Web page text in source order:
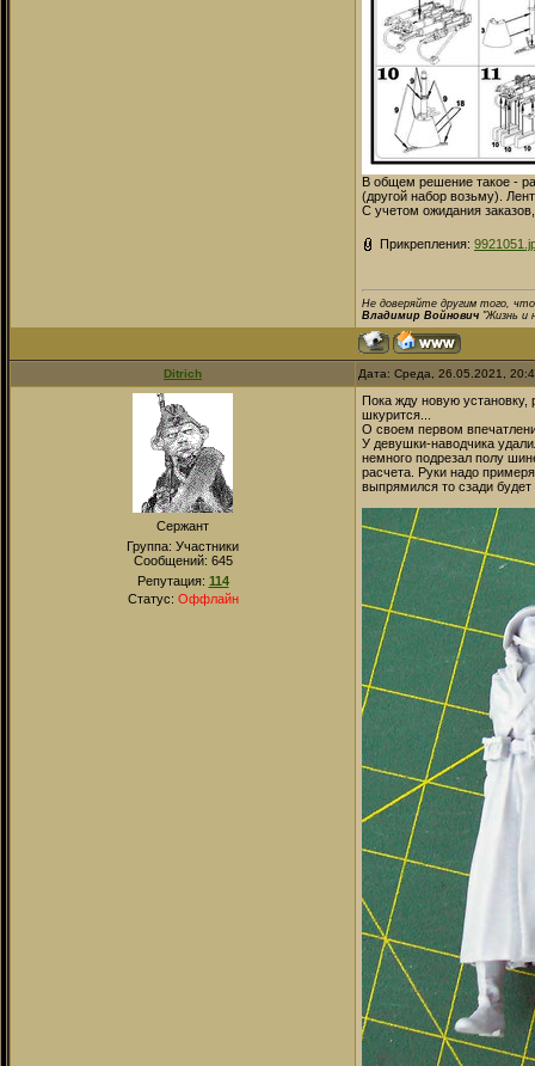
В общем решение такое -
(другой набор возьму).
С учетом ожидания
Прикрепления:
Не доверяйте другим того,
Владимир Войнович "Жизнь и
Ditrich Дата: Среда, 26.05.2021,
Сержант
Группа: Участники
Сообщений: 645
Репутация: 114
Статус: Оффлайн
Пока жду новую установку,
шкурится...
О своем первом
У девушки-наводчика
немного подрезал полу
расчета. Руки надо
выпрямился то сзади